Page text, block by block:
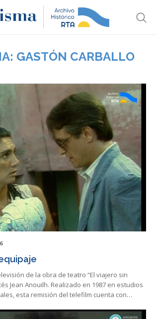
GASTÓN CARBALLO
de la obra de teatro “El viajero sin
Jean Anouilh. Realizado en 1987 en estudios
esta remisión del telefilm cuenta con…